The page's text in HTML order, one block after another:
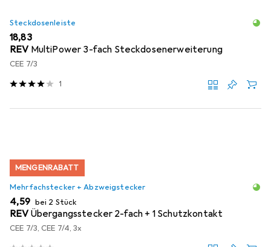
Steckdosenleiste
EUR
18,83
REV MultiPower 3-fach Steckdosenerweiterung
CEE 7/3
1
MENGENRABATT
Mehrfachstecker + Abzweigstecker
EUR
4,59 bei 2 Stück
REVÜbergangsstecker 2-fach + 1 Schutzkontakt
CEE 7/3, CEE 7/4, 3x